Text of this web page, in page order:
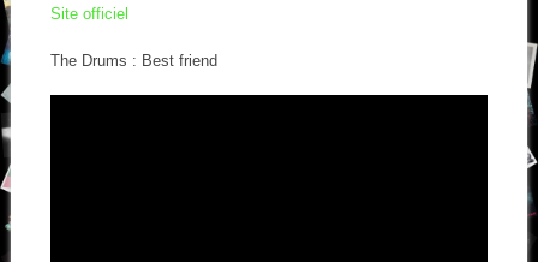
Site officiel
The Drums : Best friend